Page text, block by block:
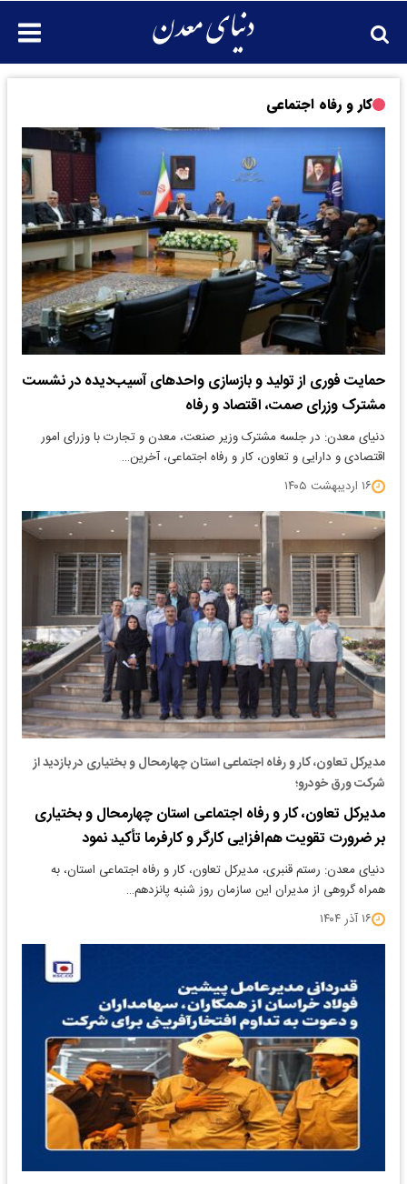
کار و رفاه اجتماعی
حمایت فوری از تولید و بازسازی واحدهای آسیب‌دیده در نشست
مشترک وزرای صمت، اقتصاد و رفاه
دنیای معدن: در جلسه مشترک وزیر صنعت، معدن و تجارت با وزرای امور
اقتصادی و دارایی و تعاون، کار و رفاه اجتماعی، آخرین…
۱۶ اردیبهشت ۱۴۰۵
مدیرکل تعاون، کار و رفاه اجتماعی استان چهارمحال و بختیاری در بازدید از
شرکت ورق خودرو؛
مدیرکل تعاون، کار و رفاه اجتماعی استان چهارمحال و بختیاری
بر ضرورت تقویت هم‌افزایی کارگر و کارفرما تأکید نمود
دنیای معدن: رستم قنبری، مدیرکل تعاون، کار و رفاه اجتماعی استان، به
همراه گروهی از مدیران این سازمان روز شنبه پانزدهم…
۱۶ آذر ۱۴۰۴